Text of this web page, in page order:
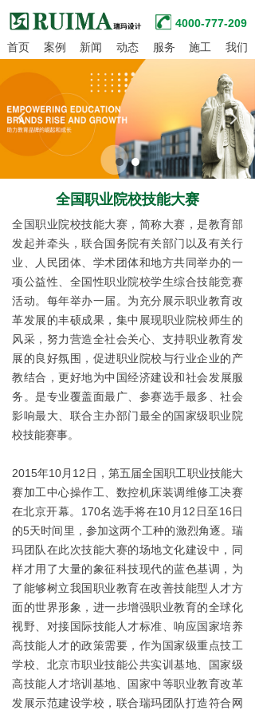
首页 案例 新闻 动态 服务 施工 我们
4000-777-209
넳 넲
全国职业院校技能大赛，简称大赛，是教育部
发起并牵头，联合国务院有关部门以及有关行
业、
人民团体、学术团体和地方共同举办的一
项公益性、全国性职业院校学生综合技能竞赛
活动。每年举办一届。为充分展示职业教育改
革发展的丰硕成果，集中展现职业院校师生的
风采，努力营造全社会关心、支持职业教育发
展的良好氛围，促进职业院校与行业企业的 产
教结合 ，更好地为中国经济建设和 社会发展服
务。是专业覆盖面最广、参赛选手最多、社会
影响最大、联合主办部门最全的国家级职业院
校技能赛事。
2015年10月 12 日，第五届全国职工职业技能大
赛加工中心操作工、数控机床装调维修工决赛
在北京开幕。 170名选手将在10 月 12 日至 16 日
的5天时间里，参加这两个工种的激烈角逐。瑞
玛团队在此次技能大赛的场地文化建设中，同
样才用了大量的象征科技现代的蓝色基调，为
了能够树立我国职业教育在改善技能型人才方
面的世界形象，进一步增强职业教育的全球化
视野、对接国际技能人才标准、响应国家培养
高技能人才的政策需要，作为国家级重点技工
学校、北京市职业技能公共实训基地、国家级
高技能人才培训基地、国家中等职业教育改革
发展示范建设学校，联合瑞玛团队打造符合网
全国职业院校技能大赛